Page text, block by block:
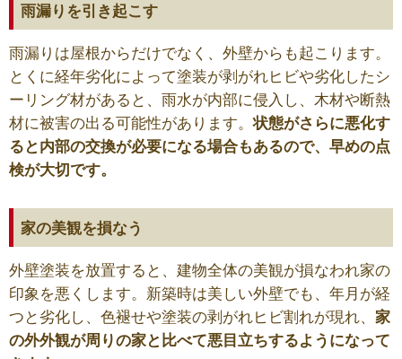
雨漏りを引き起こす
雨漏りは屋根からだけでなく、外壁からも起こります。
とくに経年劣化によって塗装が剥がれヒビや劣化したシ
ーリング材があると、雨水が内部に侵入し、木材や断熱
材に被害の出る可能性があります。状態がさらに悪化す
ると内部の交換が必要になる場合もあるので、早めの点
検が大切です。
家の美観を損なう
外壁塗装を放置すると、建物全体の美観が損なわれ家の
印象を悪くします。新築時は美しい外壁でも、年月が経
つと劣化し、色褪せや塗装の剥がれヒビ割れが現れ、 家
の外外観が周りの家と比べて悪目立ちするようになって